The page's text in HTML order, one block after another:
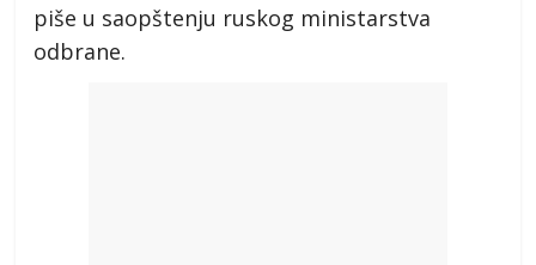
piše u saopštenju ruskog ministarstva
odbrane.